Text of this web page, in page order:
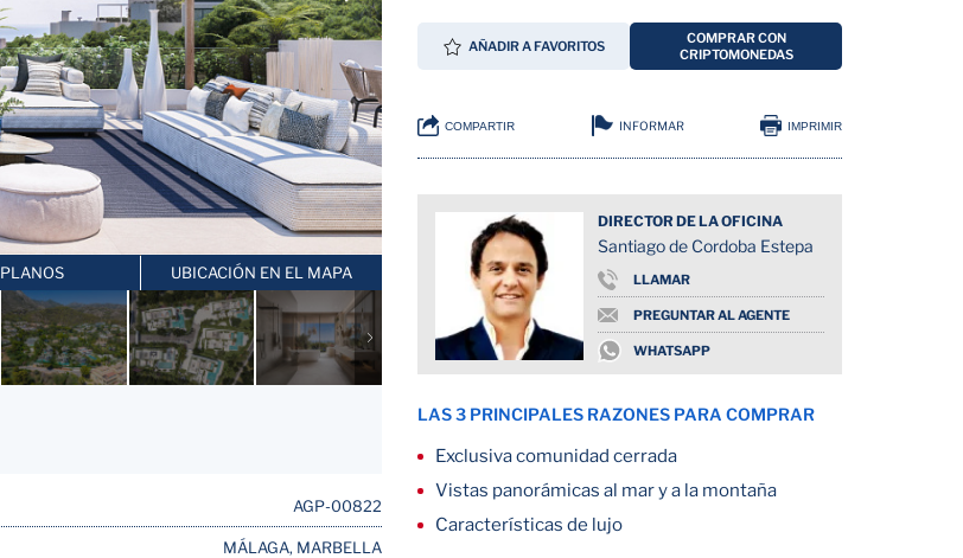
PLANOS UBICACIÓN EN EL MAPA
COMPARTIR INFORMAR IMPRIMIR
AÑADIR A FAVORITOS
COMPRAR CON
CRIPTOMONEDAS
AGP-00822
MÁLAGA, MARBELLA
LAS 3 PRINCIPALES RAZONES PARA COMPRAR
Exclusiva comunidad cerrada
Vistas panorámicas al mar y a la montaña
Características de lujo
DIRECTOR DE LA OFICINA
Santiago de Cordoba Estepa
LLAMAR
PREGUNTAR AL AGENTE
WHATSAPP